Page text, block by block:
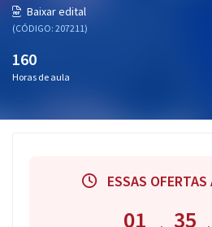
OAB
Conteúdo gratuito
Baixar edital
(CÓDIGO: 207211)
160
Horas de aula
ESSAS OFERTAS
01 35